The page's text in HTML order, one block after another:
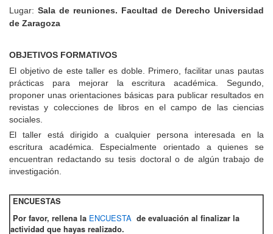
Lugar: Sala de reuniones. Facultad de Derecho Universidad
de Zaragoza
OBJETIVOS FORMATIVOS
El objetivo de este taller es doble. Primero, facilitar unas pautas
prácticas para mejorar la escritura académica. Segundo,
proponer unas orientaciones básicas para publicar resultados en
revistas y colecciones de libros en el campo de las ciencias
sociales.
El taller está dirigido a cualquier persona interesada en la
escritura académica. Especialmente orientado a quienes se
encuentran redactando su tesis doctoral o de algún trabajo de
investigación.
ENCUESTAS
Por favor, rellena la ENCUESTA de evaluación al finalizar la
actividad que hayas realizado.